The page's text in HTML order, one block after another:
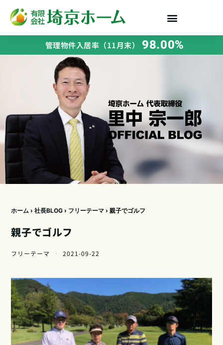
管理物件入居率（11月末） 98.00%
ホーム › 社長BLOG › フリーテーマ › 親子でゴルフ
親子でゴルフ
フリーテーマ 2021-09-22